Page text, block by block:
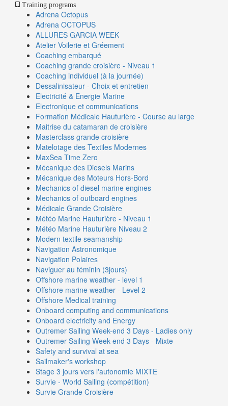
Training programs
Adrena Octopus
Adrena OCTOPUS
ALLURES GARCIA WEEK
Atelier Voilerie et Gréement
Coaching embarqué
Coaching grande croisière - Niveau 1
Coaching individuel (à la journée)
Dessalinisateur - Choix et entretien
Electricité & Energie Marine
Electronique et communications
Formation Médicale Hauturière - Course au large
Maitrise du catamaran de croisière
Masterclass grande croisière
Matelotage des Textiles Modernes
MaxSea Time Zero
Mécanique des Diesels Marins
Mécanique des Moteurs Hors-Bord
Mechanics of diesel marine engines
Mechanics of outboard engines
Médicale Grande Croisière
Météo Marine Hauturière - Niveau 1
Météo Marine Hauturière Niveau 2
Modern textile seamanship
Navigation Astronomique
Navigation Polaires
Naviguer au féminin (3jours)
Offshore marine weather - level 1
Offshore marine weather - Level 2
Offshore Medical training
Onboard computing and communications
Onboard electricity and Energy
Outremer Sailing Week-end 3 Days - Ladies only
Outremer Sailing Week-end 3 Days - Mixte
Safety and survival at sea
Sailmaker's workshop
Stage 3 jours vers l'autonomie MIXTE
Survie - World Sailing (compétition)
Survie Grande Croisière